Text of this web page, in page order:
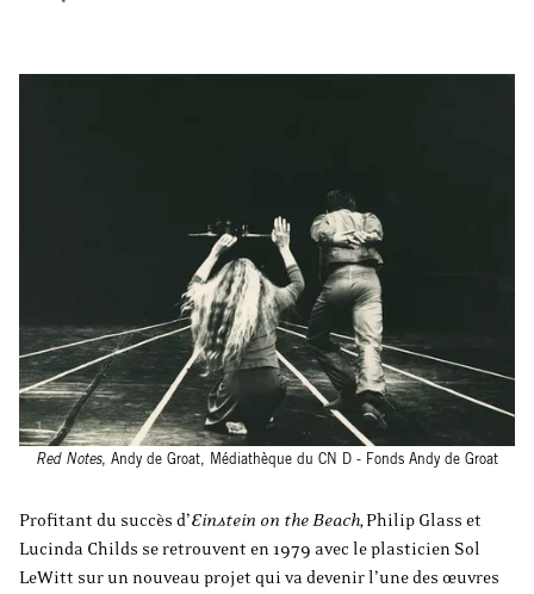
Red Notes, Andy de Groat, Médiathèque du CN D - Fonds Andy de Groat
Profitant du succès d’Einstein on the Beach,Philip Glass et
Lucinda Childs se retrouvent en 1979 avec le plasticien Sol
LeWitt sur un nouveau projet qui va devenir l’une des œuvres